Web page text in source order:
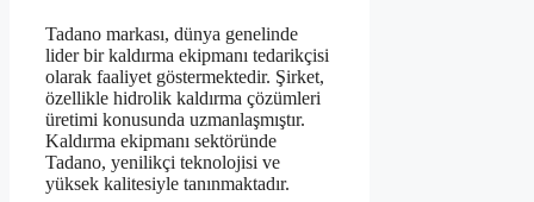
Tadano markası, dünya genelinde
lider bir kaldırma ekipmanı tedarikçisi
olarak faaliyet göstermektedir. Şirket,
özellikle hidrolik kaldırma çözümleri
üretimi konusunda uzmanlaşmıştır.
Kaldırma ekipmanı sektöründe
Tadano, yenilikçi teknolojisi ve
yüksek kalitesiyle tanınmaktadır.